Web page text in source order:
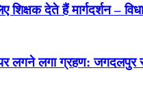
शिक्षक देते हैं मार्गदर्शन –
लगने लगा ग्रहण: जगदलपुर